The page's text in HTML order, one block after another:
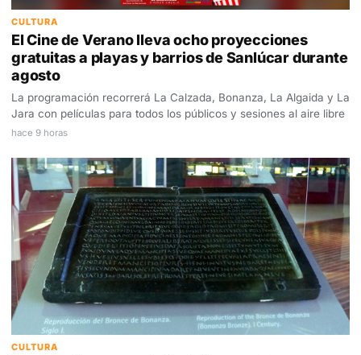
CULTURA
El Cine de Verano lleva ocho proyecciones
gratuitas a playas y barrios de Sanlúcar durante
agosto
La programación recorrerá La Calzada, Bonanza, La Algaida y La
Jara con películas para todos los públicos y sesiones al aire libre
hace 9 horas
CULTURA